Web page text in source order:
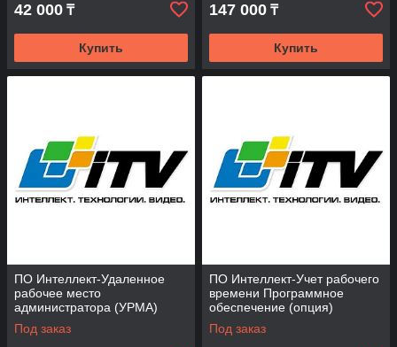
42 000 ₸
Купить
147 000 ₸
Купить
ПО Интеллект-Удаленное
рабочее место
администратора (УРМА)
Программное обеспечение
(опция)
Под заказ
ПО Интеллект-Учет рабочего
времени Программное
обеспечение (опция)
Под заказ